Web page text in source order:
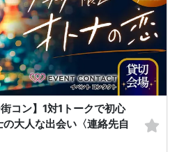
街コン】1対1トークで初心
大人な出会い〈連絡先自